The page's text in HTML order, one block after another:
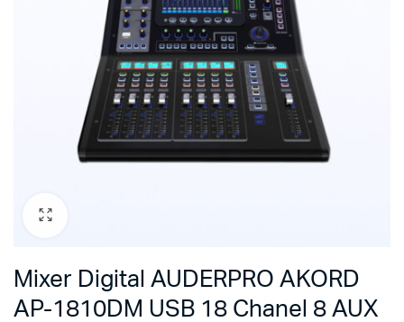
Mixer Digital AUDERPRO AKORD
AP-1810DM USB 18 Chanel 8 AUX